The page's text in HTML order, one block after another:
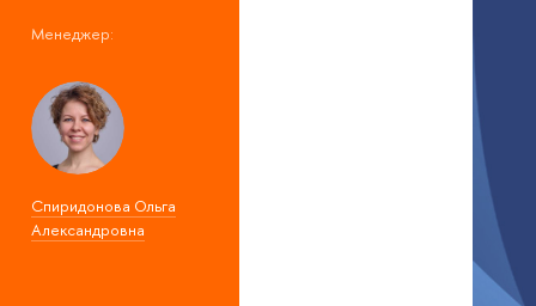
Менеджер:
Спиридонова Ольга
Александровна